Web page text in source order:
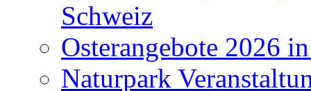
Schweiz
Osterangebote 2026
Naturpark